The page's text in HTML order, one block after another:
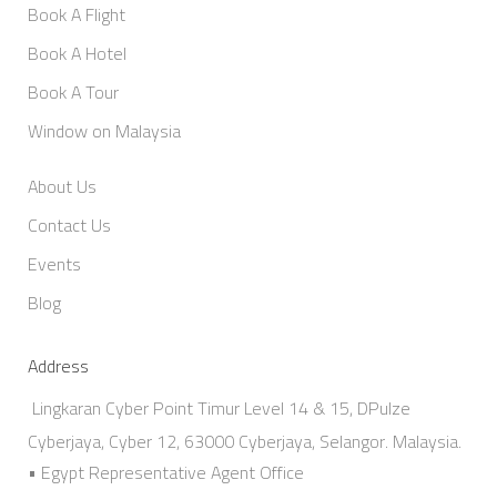
Book A Flight
Book A Hotel
Book A Tour
Window on Malaysia
About Us
Contact Us
Events
Blog
Address
Lingkaran Cyber Point Timur Level 14 & 15, DPulze
Cyberjaya, Cyber 12, 63000 Cyberjaya, Selangor. Malaysia.
• Egypt Representative Agent Office